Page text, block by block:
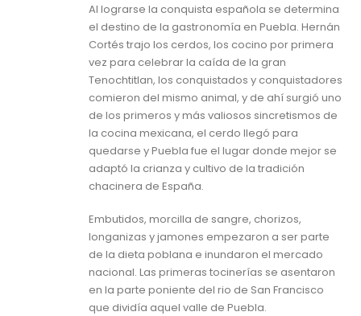
Al lograrse la conquista española se determina
el destino de la gastronomía en Puebla. Hernán
Cortés trajo los cerdos, los cocino por primera
vez para celebrar la caída de la gran
Tenochtitlan, los conquistados y conquistadores
comieron del mismo animal, y de ahí surgió uno
de los primeros y más valiosos sincretismos de
la cocina mexicana, el cerdo llegó para
quedarse y Puebla fue el lugar donde mejor se
adaptó la crianza y cultivo de la tradición
chacinera de España.
Embutidos, morcilla de sangre, chorizos,
longanizas y jamones empezaron a ser parte
de la dieta poblana e inundaron el mercado
nacional. Las primeras tocinerías se asentaron
en la parte poniente del rio de San Francisco
que dividía aquel valle de Puebla.